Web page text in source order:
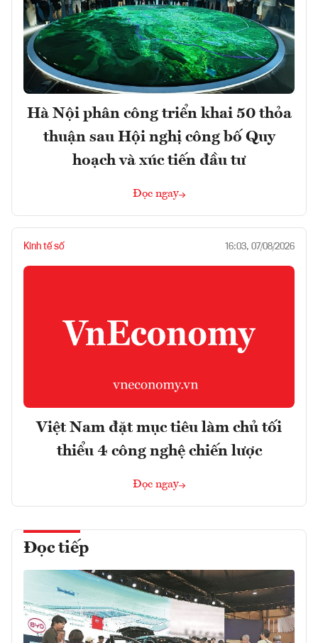
Hà Nội phân công triển khai 50 thỏa
thuận sau Hội nghị công bố Quy
hoạch và xúc tiến đầu tư
Đọc ngay
Kinh tế số 16:03, 07/08/2026
Việt Nam đặt mục tiêu làm chủ tối
thiểu 4 công nghệ chiến lược
Đọc ngay
Đọc tiếp